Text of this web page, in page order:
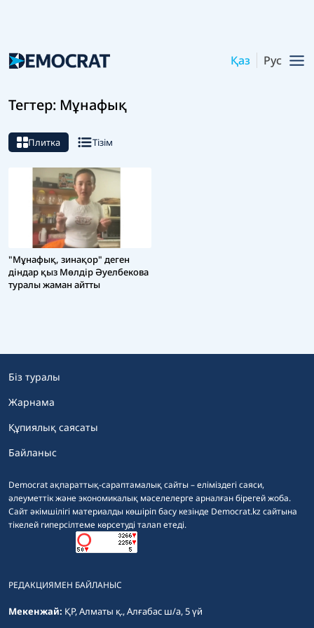
Қаз Рус
Тегтер: Мұнафық
Плитка Тізім
"Мұнафық, зинақор" деген
діндар қыз Мөлдір Әуелбекова
туралы жаман айтты
Democrat ақпараттық-сараптамалық сайты – еліміздегі саяси,
әлеуметтік және экономикалық мәселелерге арналған бірегей жоба.
Сайт әкімшілігі материалды көшіріп басу кезінде Democrat.kz сайтына
тікелей гиперсілтеме көрсетуді талап етеді.
Біз туралы
Жарнама
Құпиялық саясаты
Байланыс
РЕДАКЦИЯМЕН БАЙЛАНЫС
Мекенжай: ҚР, Алматы қ., Алғабас ш/а, 5 үй